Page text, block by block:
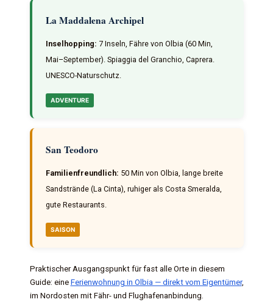
La Maddalena Archipel
Inselhopping: 7 Inseln, Fähre von Olbia (60 Min,
Mai–September). Spiaggia del Granchio, Caprera.
UNESCO-Naturschutz.
ADVENTURE
San Teodoro
Familienfreundlich: 50 Min von Olbia, lange breite
Sandstrände (La Cinta), ruhiger als Costa Smeralda,
gute Restaurants.
SAISON
Praktischer Ausgangspunkt für fast alle Orte in diesem
Guide: eine Ferienwohnung in Olbia — direkt vom Eigentümer,
im Nordosten mit Fähr- und Flughafenanbindung.